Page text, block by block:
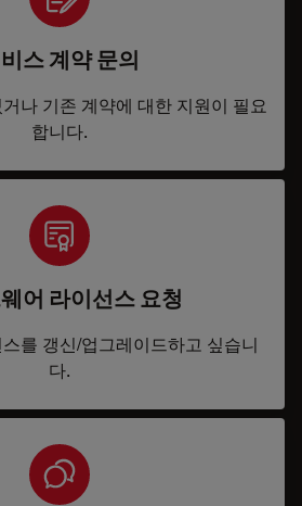
스 계약 문의
나 기존 계약에 대한 지원이 필요
합니다.
어 라이선스 요청
를 갱신/업그레이드하고 싶습니
다.